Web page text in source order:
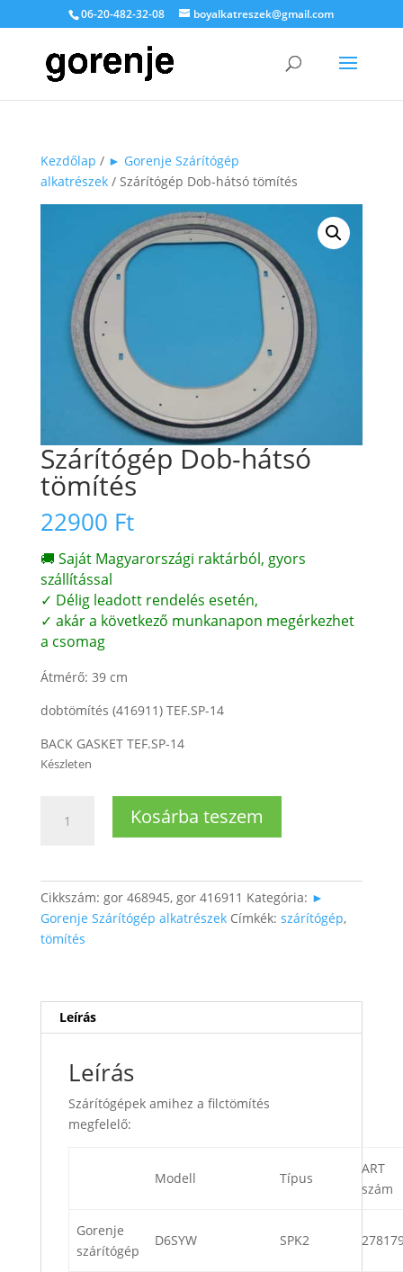
06-20-482-32-08 boyalkatreszek@gmail.com
Kezdőlap / ► Gorenje Szárítógép
alkatrészek/ Szárítógép Dob-hátsó tömítés
Szárítógép Dob-hátsó
tömítés
22900 Ft
🚚 Saját Magyarországi raktárból, gyors
szállítással
✓ Délig leadott rendelés esetén,
✓ akár a következő munkanapon megérkezhet
a csomag
Átmérő: 39 cm
dobtömítés (416911) TEF.SP-14
BACK GASKET TEF.SP-14
Készleten
Dob-
mennyiség
Kosárba teszem
Cikkszám: gor 468945, gor 416911 Kategória: ►
Gorenje Szárítógép alkatrészek Címkék: szárítógép,
tömítés
Leírás
Leírás
Szárítógépek amihez a filctömítés
megfelelő:
Modell Típus
ART
szám
Gorenje
szárítógép
D6SYW SPK2